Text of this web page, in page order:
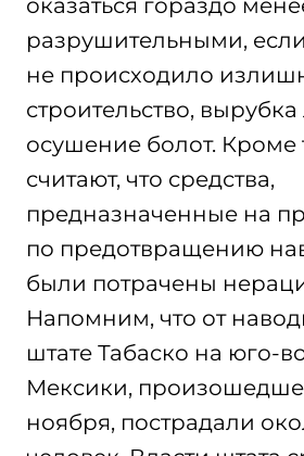
оказаться гораздо
разрушительными,
не происходило
строительство, вырубка
осушение болот. Кроме
считают, что средства,
предназначенные на
по предотвращению
были потрачены
Напомним, что от
штате Табаско на юго-
Мексики,
ноября, пострадали